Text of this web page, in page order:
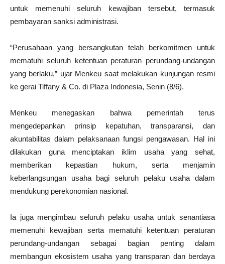
untuk memenuhi seluruh kewajiban tersebut, termasuk
pembayaran sanksi administrasi.
“Perusahaan yang bersangkutan telah berkomitmen untuk
mematuhi seluruh ketentuan peraturan perundang-undangan
yang berlaku,” ujar Menkeu saat melakukan kunjungan resmi
ke gerai Tiffany & Co. di Plaza Indonesia, Senin (8/6).
Menkeu menegaskan bahwa pemerintah terus
mengedepankan prinsip kepatuhan, transparansi, dan
akuntabilitas dalam pelaksanaan fungsi pengawasan. Hal ini
dilakukan guna menciptakan iklim usaha yang sehat,
memberikan kepastian hukum, serta menjamin
keberlangsungan usaha bagi seluruh pelaku usaha dalam
mendukung perekonomian nasional.
Ia juga mengimbau seluruh pelaku usaha untuk senantiasa
memenuhi kewajiban serta mematuhi ketentuan peraturan
perundang-undangan sebagai bagian penting dalam
membangun ekosistem usaha yang transparan dan berdaya